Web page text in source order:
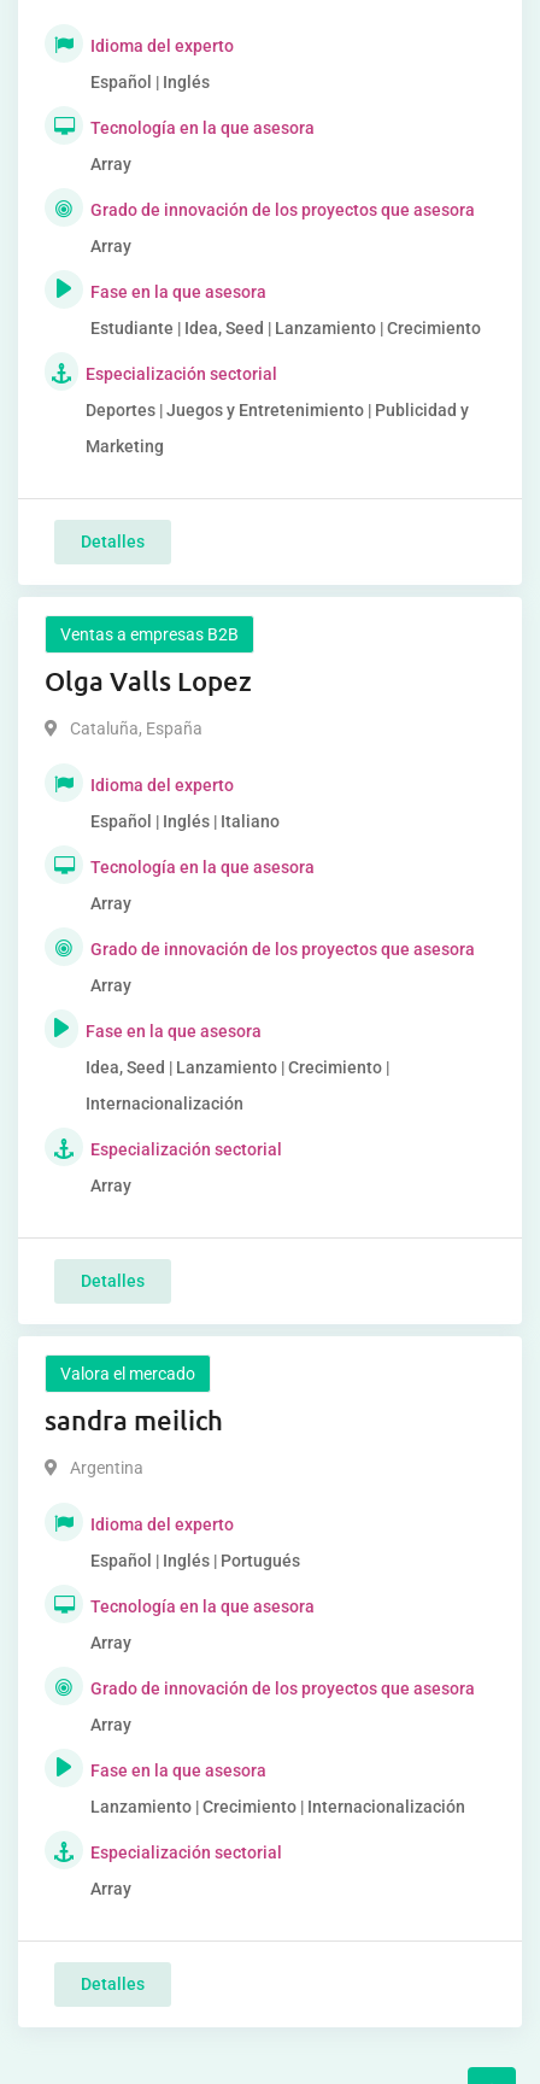
Idioma del experto
Español | Inglés
Tecnología en la que asesora
Array
Grado de innovación de los proyectos que asesora
Array
Fase en la que asesora
Estudiante | Idea, Seed | Lanzamiento | Crecimiento
Especialización sectorial
Deportes | Juegos y Entretenimiento | Publicidad y
Marketing
Detalles
Ventas a empresas B2B
Olga Valls Lopez
Cataluña, España
Idioma del experto
Español | Inglés | Italiano
Tecnología en la que asesora
Array
Grado de innovación de los proyectos que asesora
Array
Fase en la que asesora
Idea, Seed | Lanzamiento | Crecimiento |
Internacionalización
Especialización sectorial
Array
Detalles
Valora el mercado
sandra meilich
Argentina
Idioma del experto
Español | Inglés | Portugués
Tecnología en la que asesora
Array
Grado de innovación de los proyectos que asesora
Array
Fase en la que asesora
Lanzamiento | Crecimiento | Internacionalización
Especialización sectorial
Array
Detalles